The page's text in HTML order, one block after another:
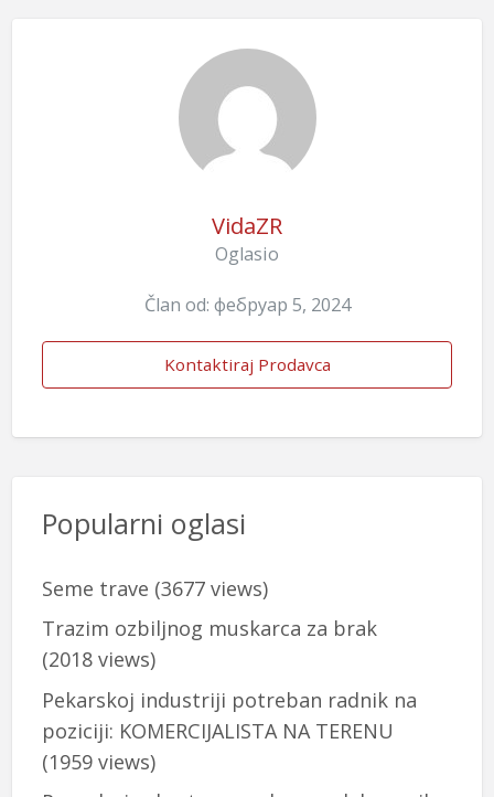
VidaZR
Oglasio
Član od: фебруар 5, 2024
Kontaktiraj Prodavca
Popularni oglasi
Seme trave (3677 views)
Trazim ozbiljnog muskarca za brak
(2018 views)
Pekarskoj industriji potreban radnik na
poziciji: KOMERCIJALISTA NA TERENU
(1959 views)